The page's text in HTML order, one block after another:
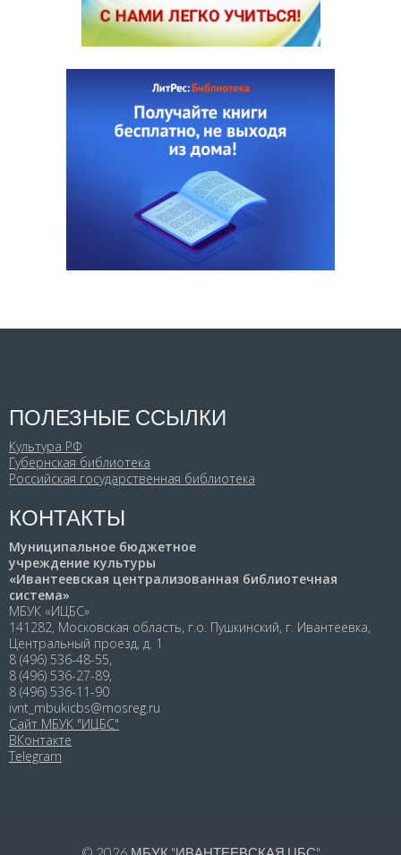
ПОЛЕЗНЫЕ ССЫЛКИ
Культура РФ
Губернская библиотека
Российская государственная библиотека
КОНТАКТЫ
Муниципальное бюджетное
учреждение культуры
«Ивантеевская централизованная библиотечная
система»
МБУК «ИЦБС»
141282, Московская область, г.о. Пушкинский, г. Ивантеевка,
Центральный проезд, д. 1
8 (496) 536-48-55,
8 (496) 536-27-89,
8 (496) 536-11-90
ivnt_mbukicbs@mosreg.ru
Сайт МБУК "ИЦБС"
ВКонтакте
Telegram